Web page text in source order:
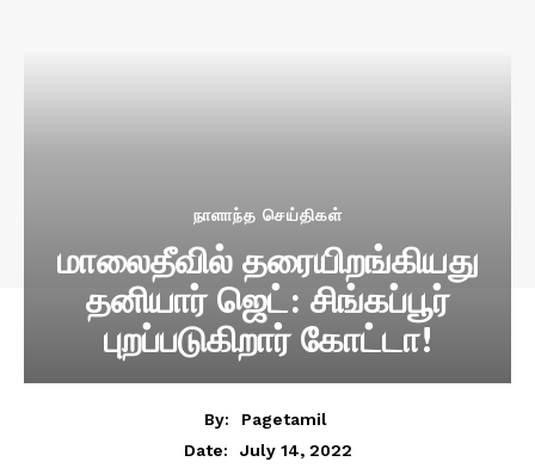
நாளாந்த செய்திகள்
மாலைதீவில் தரையிறங்கியது
தனியார் ஜெட்: சிங்கப்பூர்
புறப்படுகிறார் கோட்டா!
By:
Pagetamil
Date:
July 14, 2022